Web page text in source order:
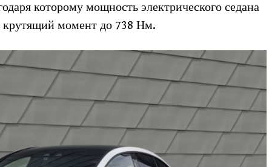
которому мощность электрического седана
крутящий момент до 738 Нм.